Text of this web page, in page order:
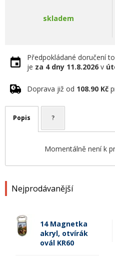
Nejprodávanější
14 Magnetka
akryl, otvírák
ovál KR60
skladem
Předpokládané doručení
je za 4 dny 11.8.2026 v
Doprava již od 108.90 Kč
Popis ?
Momentálně není k